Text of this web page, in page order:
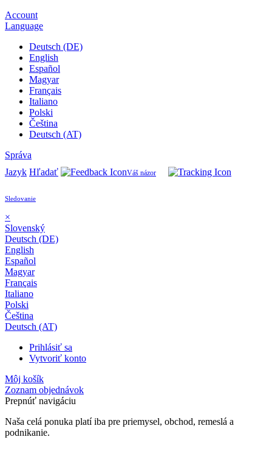
Account
Language
Deutsch (DE)
English
Español
Magyar
Français
Italiano
Polski
Čeština
Deutsch (AT)
Správa
Jazyk Hľadať Váš názor
Sledovanie
×
Slovenský
Deutsch (DE)
English
Español
Magyar
Français
Italiano
Polski
Čeština
Deutsch (AT)
Prihlásiť sa
Vytvoriť konto
Môj košík
Zoznam objednávok
Prepnúť navigáciu
Naša celá ponuka platí iba pre priemysel, obchod, remeslá a
podnikanie.